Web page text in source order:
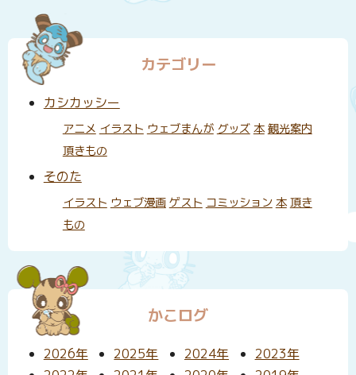
カテゴリー
カシカッシー
アニメ イラスト ウェブまんが グッズ 本 観光案内
頂きもの
そのた
イラスト ウェブ漫画 ゲスト コミッション 本 頂き
もの
かこログ
2026年 2025年 2024年
2023年